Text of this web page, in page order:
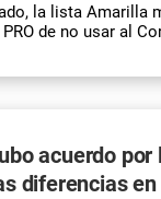
la lista Amarilla
de no usar al
acuerdo
diferencias